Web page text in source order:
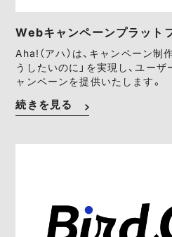
Webキャンペーンプラット
Aha!（アハ）は、キャンペーン制
うしたいのに」を実現し、ユー
ャンペーンを提供いたします。
続きを見る